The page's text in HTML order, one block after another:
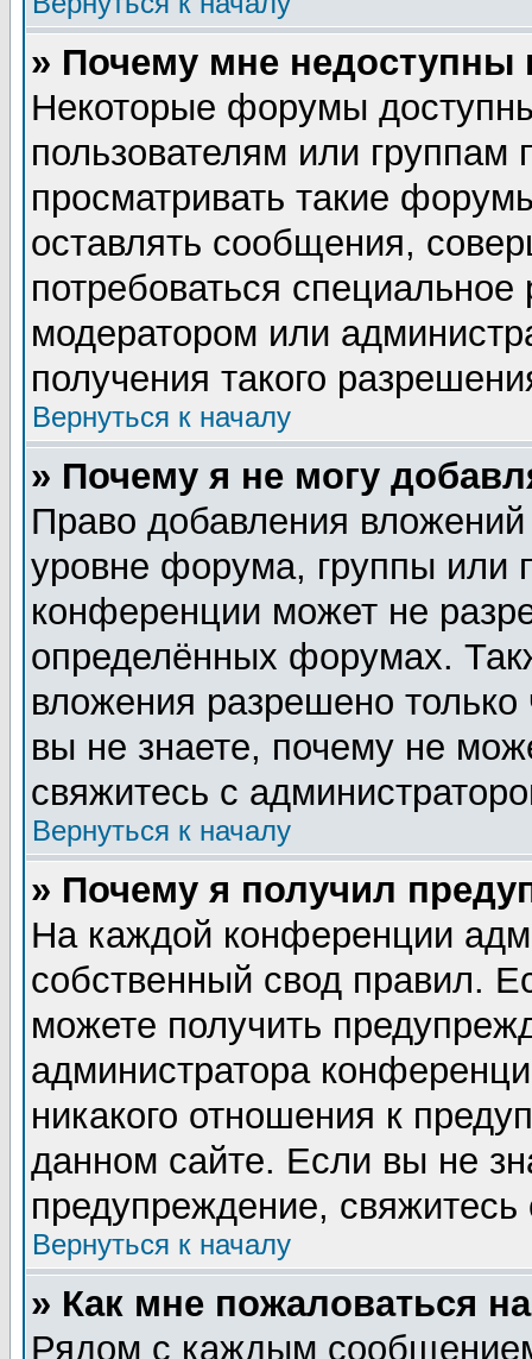
» Почему мне
Некоторые форумы
пользователям или группам
просматривать такие
оставлять сообщения,
потребоваться
модератором или
получения такого
Вернуться к началу
» Почему я не могу
Право добавления
уровне форума, группы или
конференции может не
определённых форумах.
вложения разрешено
вы не знаете, почему не
свяжитесь с
Вернуться к началу
» Почему я получил
На каждой конференции
собственный свод правил.
можете получить
администратора
никакого отношения к
данном сайте. Если вы не
предупреждение,
Вернуться к началу
» Как мне пожаловаться
Рядом с каждым